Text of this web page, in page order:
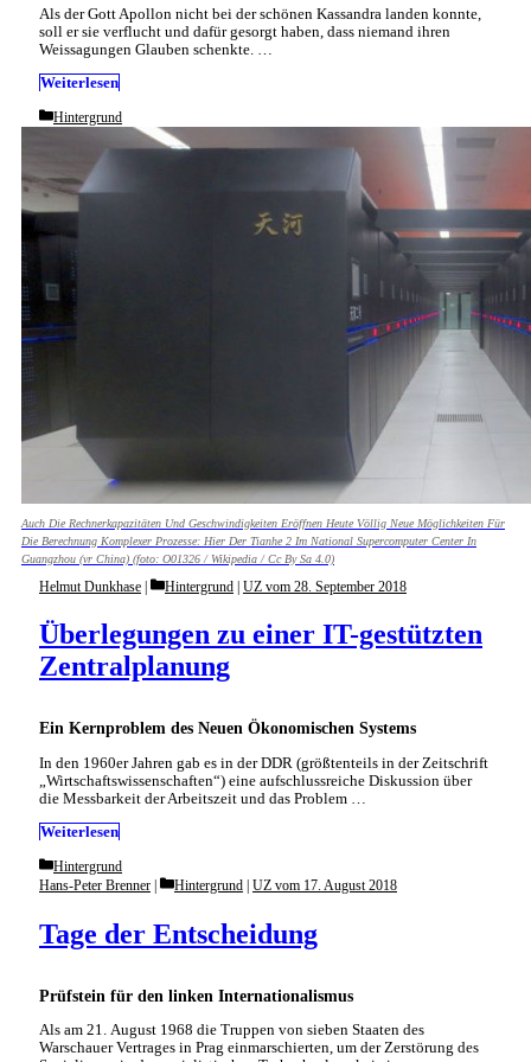
Als der Gott Apollon nicht bei der schönen Kassandra landen konnte,
soll er sie verflucht und dafür gesorgt haben, dass niemand ihren
Weissagungen Glauben schenkte. …
Weiterlesen
Categories
Hintergrund
Auch Die Rechnerkapazitäten Und Geschwindigkeiten Eröffnen Heute Völlig Neue Möglichkeiten Für
Die Berechnung Komplexer Prozesse: Hier Der Tianhe 2 Im National Supercomputer Center In
Guangzhou (vr China) (foto: O01326 / Wikipedia / Cc By Sa 4.0)
Ein Kernproblem des Neuen Ökonomischen Systems
Überlegungen zu einer IT-gestützten
Zentralplanung
Helmut Dunkhase Categories
Hintergrund | UZ vom 28. September 2018
In den 1960er Jahren gab es in der DDR (größtenteils in der Zeitschrift
„Wirtschaftswissenschaften“) eine aufschlussreiche Diskussion über
die Messbarkeit der Arbeitszeit und das Problem …
Weiterlesen
Categories
Hintergrund
Prüfstein für den linken Internationalismus
Tage der Entscheidung
Hans-Peter Brenner Categories
Hintergrund | UZ vom 17. August 2018
Als am 21. August 1968 die Truppen von sieben Staaten des
Warschauer Vertrages in Prag einmarschierten, um der Zerstörung des